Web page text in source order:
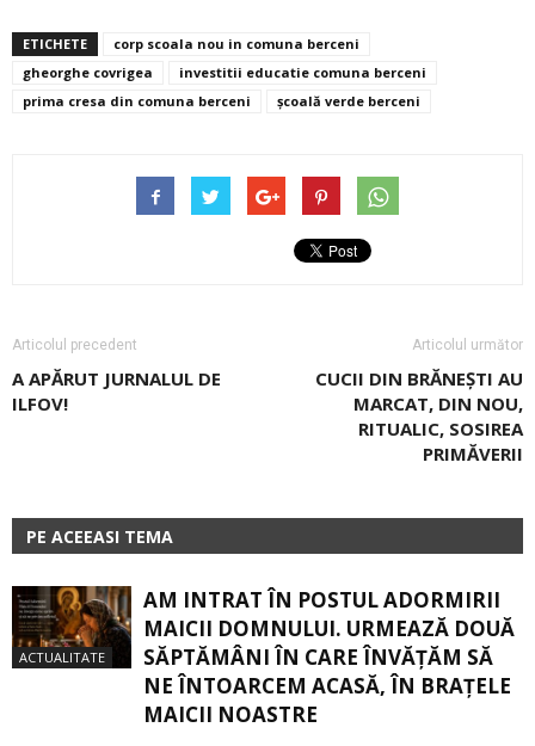
ETICHETE
corp scoala nou in comuna berceni
gheorghe covrigea
investitii educatie comuna berceni
prima cresa din comuna berceni
școală verde berceni
Articolul precedent
A APĂRUT JURNALUL DE
ILFOV!
Articolul următor
CUCII DIN BRĂNEȘTI AU
MARCAT, DIN NOU,
RITUALIC, SOSIREA
PRIMĂVERII
PE ACEEASI TEMA
ACTUALITATE
AM INTRAT ÎN POSTUL ADORMIRII
MAICII DOMNULUI. URMEAZĂ DOUĂ
SĂPTĂMÂNI ÎN CARE ÎNVĂŢĂM SĂ
NE ÎNTOARCEM ACASĂ, ÎN BRAŢELE
MAICII NOASTRE